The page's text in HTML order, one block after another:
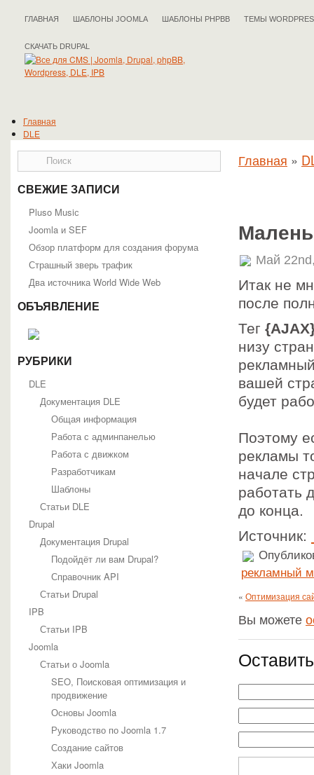
ГЛАВНАЯ ШАБЛОНЫ JOOMLA ШАБЛОНЫ PHPBB ТЕМЫ
СКАЧАТЬ DRUPAL
Главная
DLE
Joomla
phpBB
WordPress
Полезные статьи
СВЕЖИЕ ЗАПИСИ
Pluso Musiс
Joomla и SEF
Обзор платформ для создания форума
Страшный зверь трафик
Два источника World Wide Web
ОБЪЯВЛЕНИЕ
РУБРИКИ
DLE
Документация DLE
Общая информация
Работа с админпанелью
Работа с движком
Разработчикам
Шаблоны
Статьи DLE
Drupal
Документация Drupal
Подойдёт ли вам Drupal?
Справочник API
Статьи Drupal
IPB
Статьи IPB
Joomla
Статьи о Joomla
SEO, Поисковая оптимизация и
продвижение
Основы Joomla
Руководство по Joomla 1.7
Создание сайтов
Хаки Joomla
Главная »
Май
Итак не
после
Тег
низу
вашей
будет
Поэтому
рекламы
начале
работать
до конца.
Источник:
рекламный
« Оптимизация
Вы можете